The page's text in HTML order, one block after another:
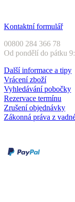
Kontaktní formulář
00800 284 366 78
Od pondělí do pátku
Další informace a tipy
Vrácení zboží
Vyhledávání pobočky
Rezervace termínu
Zrušení objednávky
Zákonná práva z